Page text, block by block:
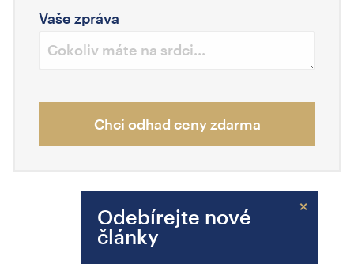
Vaše zpráva
Chci odhad ceny zdarma
×
Odebírejte nové
články